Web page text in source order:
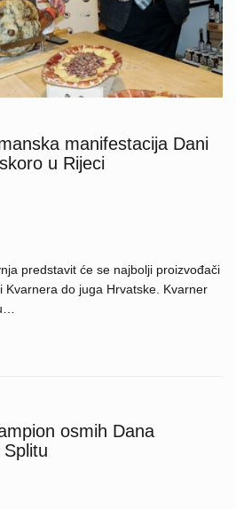
manifestacija Dani
u Rijeci
predstavit će se najbolji proizvođači
Kvarnera do juga Hrvatske. Kvarner
osmih Dana